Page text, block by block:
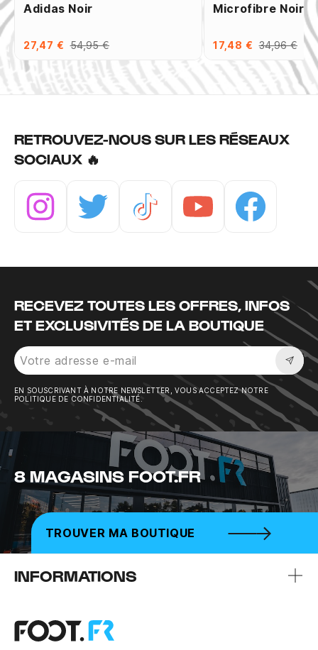
Adidas Noir
27,47 € 54,95 €
Microfibre Noir
17,48 € 34,96 €
RETROUVEZ-NOUS SUR LES RÉSEAUX
SOCIAUX 🔥
RECEVEZ TOUTES LES OFFRES, INFOS
ET EXCLUSIVITÉS DE LA BOUTIQUE
EN SOUSCRIVANT À NOTRE NEWSLETTER, VOUS ACCEPTEZ NOTRE
POLITIQUE DE CONFIDENTIALITÉ.
8 MAGASINS FOOT.FR
TROUVER MA BOUTIQUE
INFORMATIONS